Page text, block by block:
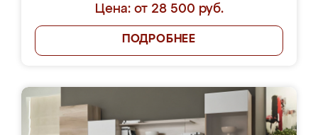
Цена: от 28 500 руб.
ПОДРОБНЕЕ